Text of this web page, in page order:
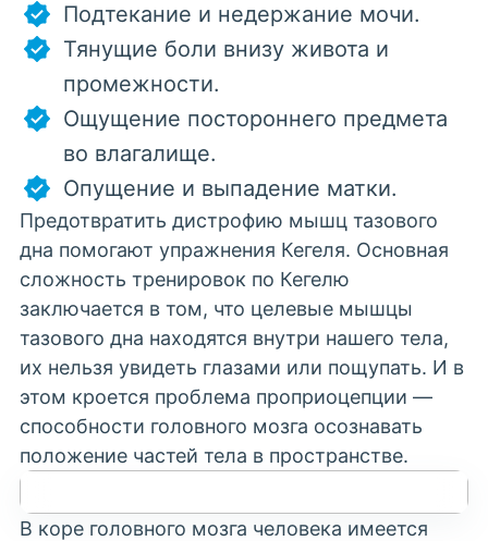
Подтекание и недержание мочи.
Тянущие боли внизу живота и
промежности.
Ощущение постороннего предмета
во влагалище.
Опущение и выпадение матки.
Предотвратить дистрофию мышц тазового
дна помогают упражнения Кегеля. Основная
сложность тренировок по Кегелю
заключается в том, что целевые мышцы
тазового дна находятся внутри нашего тела,
их нельзя увидеть глазами или пощупать. И в
этом кроется проблема проприоцепции —
способности головного мозга осознавать
положение частей тела в пространстве.
В коре головного мозга человека имеется